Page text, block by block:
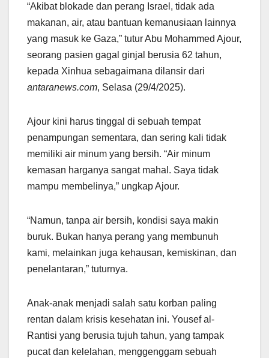
“Akibat blokade dan perang Israel, tidak ada
makanan, air, atau bantuan kemanusiaan lainnya
yang masuk ke Gaza,” tutur Abu Mohammed Ajour,
seorang pasien gagal ginjal berusia 62 tahun,
kepada Xinhua sebagaimana dilansir dari
antaranews.com, Selasa (29/4/2025).
Ajour kini harus tinggal di sebuah tempat
penampungan sementara, dan sering kali tidak
memiliki air minum yang bersih. “Air minum
kemasan harganya sangat mahal. Saya tidak
mampu membelinya,” ungkap Ajour.
“Namun, tanpa air bersih, kondisi saya makin
buruk. Bukan hanya perang yang membunuh
kami, melainkan juga kehausan, kemiskinan, dan
penelantaran,” tuturnya.
Anak-anak menjadi salah satu korban paling
rentan dalam krisis kesehatan ini. Yousef al-
Rantisi yang berusia tujuh tahun, yang tampak
pucat dan kelelahan, menggenggam sebuah